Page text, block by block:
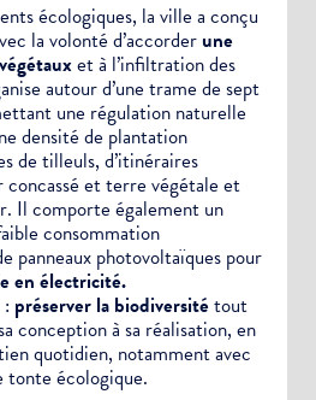
écologiques, la ville a conçu
la volonté d’accorderune
et à l’infiltration des
autour d’une trame de sept
une régulation naturelle
densité de plantation
de tilleuls, d’itinéraires
concassé et terre végétale et
Il comporte également un
consommation
panneaux photovoltaïques pour
en électricité.
préserver la biodiversitétout
conception à sa réalisation, en
quotidien, notamment avec
tonte écologique.